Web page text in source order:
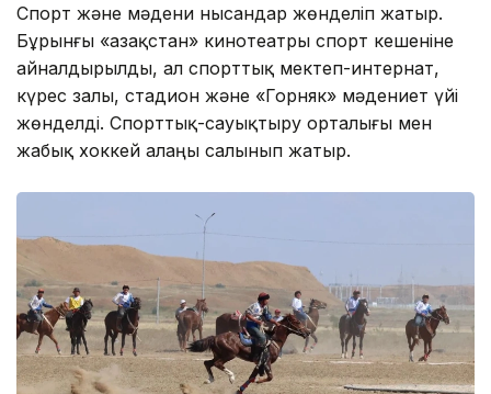
Спорт және мәдени нысандар жөнделіп жатыр.
Бұрынғы «Қазақстан» кинотеатры спорт кешеніне
айналдырылды, ал спорттық мектеп-интернат,
күрес залы, стадион және «Горняк» мәдениет үйі
жөнделді. Спорттық-сауықтыру орталығы мен
жабық хоккей алаңы салынып жатыр.